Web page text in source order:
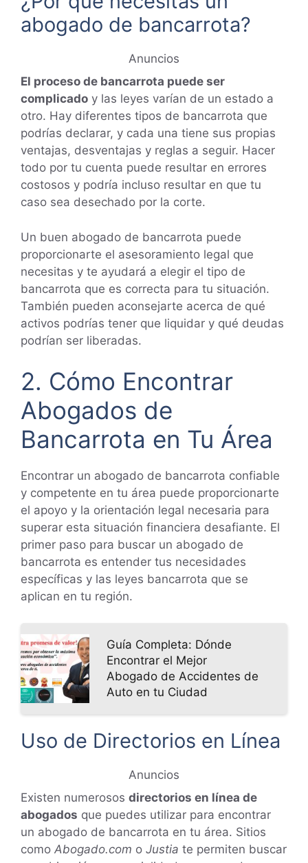
abogado de bancarrota?
Anuncios
El proceso de bancarrota puede ser
complicado y las leyes varían de un estado a
otro. Hay diferentes tipos de bancarrota que
podrías declarar, y cada una tiene sus propias
ventajas, desventajas y reglas a seguir. Hacer
todo por tu cuenta puede resultar en errores
costosos y podría incluso resultar en que tu
caso sea desechado por la corte.
Un buen abogado de bancarrota puede
proporcionarte el asesoramiento legal que
necesitas y te ayudará a elegir el tipo de
bancarrota que es correcta para tu situación.
También pueden aconsejarte acerca de qué
activos podrías tener que liquidar y qué deudas
podrían ser liberadas.
2. Cómo Encontrar
Abogados de
Bancarrota en Tu Área
Encontrar un abogado de bancarrota confiable
y competente en tu área puede proporcionarte
el apoyo y la orientación legal necesaria para
superar esta situación financiera desafiante. El
primer paso para buscar un abogado de
bancarrota es entender tus necesidades
específicas y las leyes bancarrota que se
aplican en tu región.
Guía Completa: Dónde
Encontrar el Mejor
Abogado de Accidentes de
Auto en tu Ciudad
Uso de Directorios en Línea
Anuncios
Existen numerosos directorios en línea de
abogados que puedes utilizar para encontrar
un abogado de bancarrota en tu área. Sitios
como Abogado.com o Justia te permiten buscar